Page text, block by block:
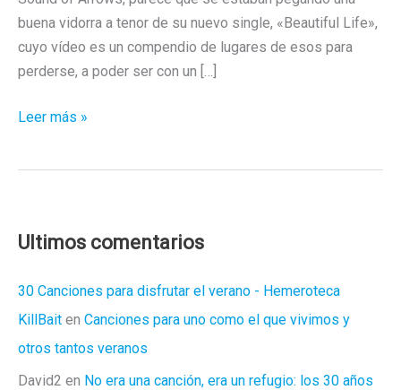
buena vidorra a tenor de su nuevo single, «Beautiful Life»,
cuyo vídeo es un compendio de lugares de esos para
perderse, a poder ser con un […]
¡The
vuelto!
Leer más »
Ultimos comentarios
30 Canciones para disfrutar el verano - Hemeroteca
KillBait en Canciones para uno como el que vivimos y
otros tantos veranos
David2 en No era una canción, era un refugio: los 30 años